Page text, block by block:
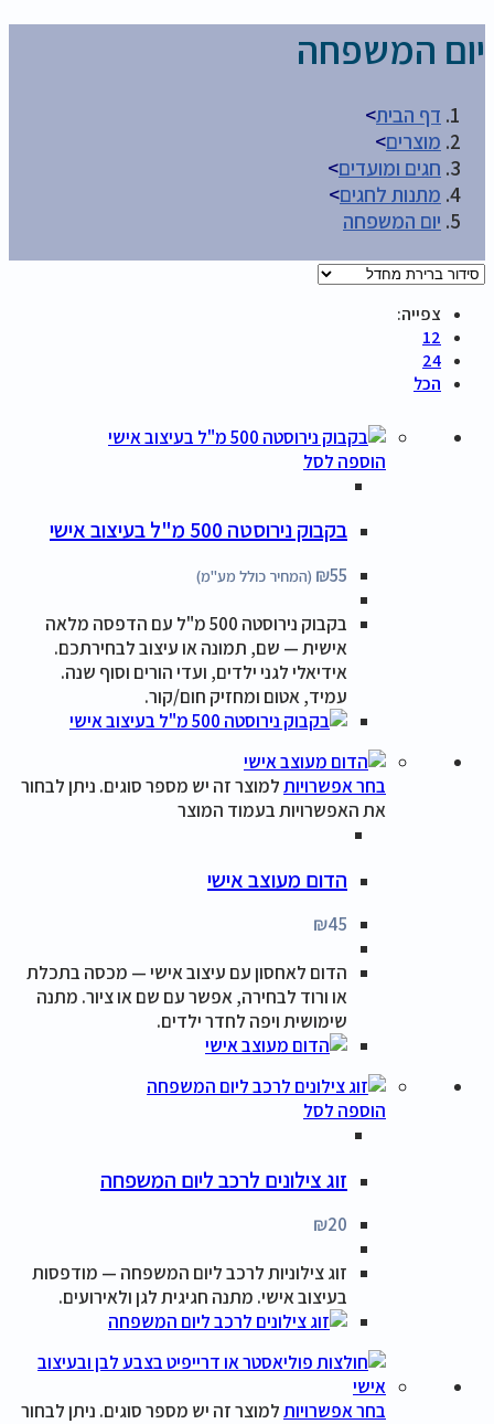
יום המשפחה
דף הבית>
מוצרים>
חגים ומועדים>
מתנות לחגים>
יום המשפחה
צפייה:
12
24
הכל
הוספה לסל
בקבוק נירוסטה 500 מ"ל בעיצוב אישי
₪55 (המחיר כולל מע"מ)
בקבוק נירוסטה 500 מ"ל עם הדפסה מלאה
אישית — שם, תמונה או עיצוב לבחירתכם.
אידיאלי לגני ילדים, ועדי הורים וסוף שנה.
עמיד, אטום ומחזיק חום/קור.
בחר אפשרויותלמוצר זה יש מספר סוגים. ניתן לבחור
את האפשרויות בעמוד המוצר
הדום מעוצב אישי
₪45
הדום לאחסון עם עיצוב אישי — מכסה בתכלת
או ורוד לבחירה, אפשר עם שם או ציור. מתנה
שימושית ויפה לחדר ילדים.
הוספה לסל
זוג צילונים לרכב ליום המשפחה
₪20
זוג צילוניות לרכב ליום המשפחה — מודפסות
בעיצוב אישי. מתנה חגיגית לגן ולאירועים.
בחר אפשרויותלמוצר זה יש מספר סוגים. ניתן לבחור